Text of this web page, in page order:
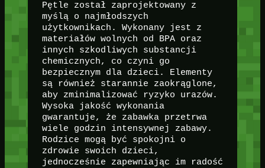
Pętle został zaprojektowany z
myślą o najmłodszych
użytkownikach. Wykonany jest z
materiałów wolnych od BPA oraz
innych szkodliwych substancji
chemicznych, co czyni go
bezpiecznym dla dzieci. Elementy
są również starannie zaokrąglone,
aby zminimalizować ryzyko urazów.
Wysoka jakość wykonania
gwarantuje, że zabawka przetrwa
wiele godzin intensywnej zabawy.
Rodzice mogą być spokojni o
zdrowie swoich dzieci,
jednocześnie zapewniając im radość